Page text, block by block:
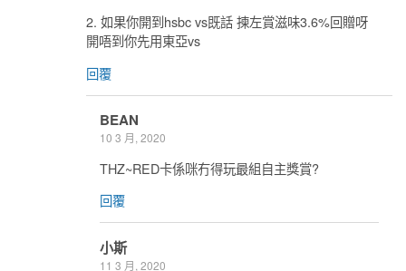
2. 如果你開到hsbc vs既話 揀左賞滋味3.6%回贈呀
開唔到你先用東亞vs
回覆
BEAN
10 3 月, 2020
THZ~RED卡係咪冇得玩最組自主獎賞?
回覆
小斯
11 3 月, 2020